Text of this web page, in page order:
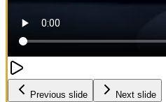
Previous slide Next slide